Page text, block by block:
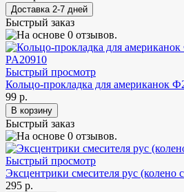
Быстрый заказ
Быстрый просмотр
Кольцо-прокладка для американок
99 р.
Быстрый заказ
Быстрый просмотр
Эксцентрики смесителя рус (колено
295 р.